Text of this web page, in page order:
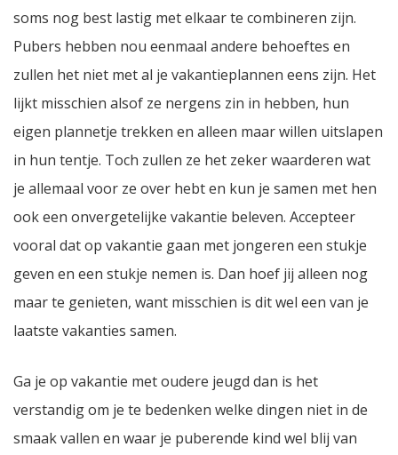
soms nog best lastig met elkaar te combineren zijn.
Pubers hebben nou eenmaal andere behoeftes en
zullen het niet met al je vakantieplannen eens zijn. Het
lijkt misschien alsof ze nergens zin in hebben, hun
eigen plannetje trekken en alleen maar willen uitslapen
in hun tentje. Toch zullen ze het zeker waarderen wat
je allemaal voor ze over hebt en kun je samen met hen
ook een onvergetelijke vakantie beleven. Accepteer
vooral dat op vakantie gaan met jongeren een stukje
geven en een stukje nemen is. Dan hoef jij alleen nog
maar te genieten, want misschien is dit wel een van je
laatste vakanties samen.
Ga je op vakantie met oudere jeugd dan is het
verstandig om je te bedenken welke dingen niet in de
smaak vallen en waar je puberende kind wel blij van